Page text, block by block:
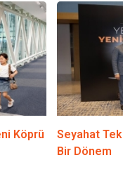
Köprü
Seyahat
Bir Dönem